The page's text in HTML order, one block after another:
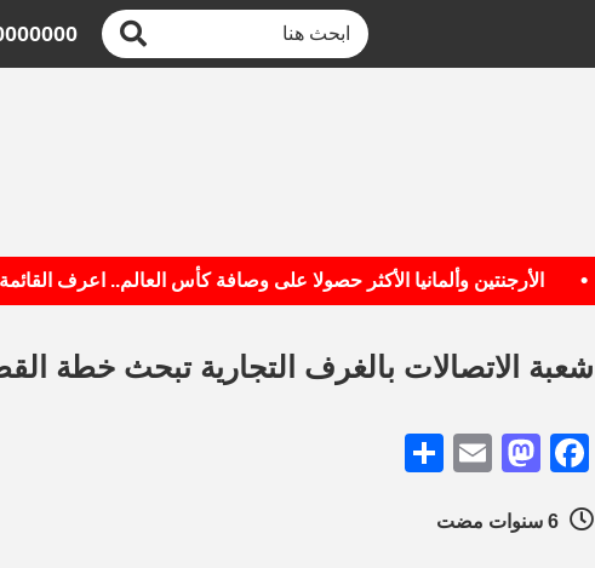
الأرجنتين وألمانيا الأكثر حصولا على وصافة كأس العالم.. اعرف القائمة
شعبة الاتصالات بالغرف التجارية تبحث خطة
Facebook
Mastodon
Email